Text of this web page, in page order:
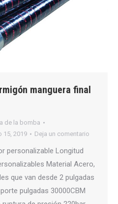
manguera final
de la bomba
15, 2019 Deja un comentario
personalizable Longitud
Material Acero,
que van desde 2 pulgadas
pulgadas 30000CBM